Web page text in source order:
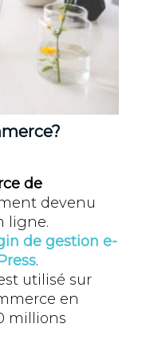
de
devenu
ligne.
de gestion e-
.
utilisé sur
en
millions